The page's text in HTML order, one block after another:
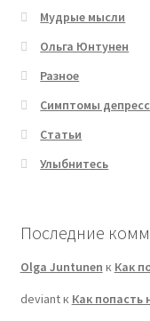
Мудрые мысли
Ольга Юнтунен
Разное
Симптомы
Статьи
Улыбнитесь
Последние
Olga Juntunen к Как
deviantк Как попасть